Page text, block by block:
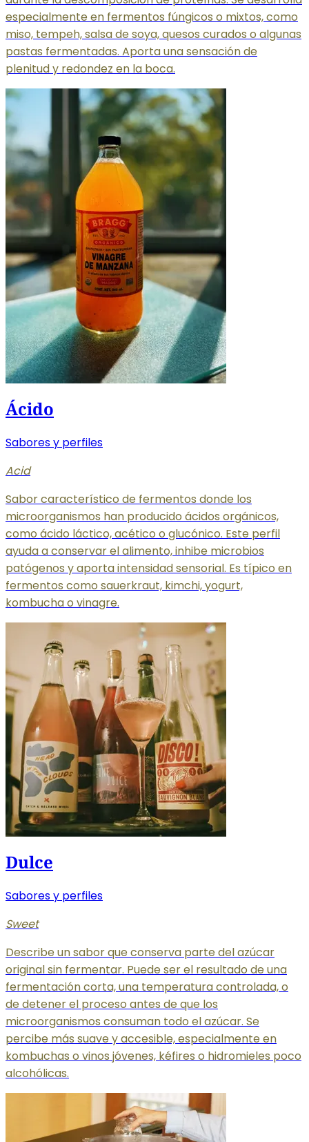
especialmente en fermentos fúngicos o mixtos, como
miso, tempeh, salsa de soya, quesos curados o algunas
pastas fermentadas. Aporta una sensación de
plenitud y redondez en la boca.
Ácido
Sabores y perfiles
Acid
Sabor característico de fermentos donde los
microorganismos han producido ácidos orgánicos,
como ácido láctico, acético o glucónico. Este perfil
ayuda a conservar el alimento, inhibe microbios
patógenos y aporta intensidad sensorial. Es típico en
fermentos como sauerkraut, kimchi, yogurt,
kombucha o vinagre.
Dulce
Sabores y perfiles
Sweet
Describe un sabor que conserva parte del azúcar
original sin fermentar. Puede ser el resultado de una
fermentación corta, una temperatura controlada, o
de detener el proceso antes de que los
microorganismos consuman todo el azúcar. Se
percibe más suave y accesible, especialmente en
kombuchas o vinos jóvenes, kéfires o hidromieles poco
alcohólicas.